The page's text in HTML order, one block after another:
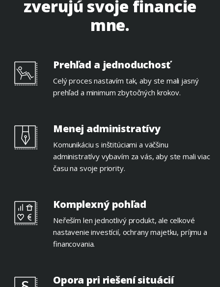
zverujú svoje financie
mne.
Prehľad a jednoduchosť
Celý proces nastavím tak, aby ste mali jasný
prehľad a minimum zbytočných krokov.
Menej administratívy
Komunikáciu s inštitúciami a väčšinu
administratívy vybavím za vás, aby ste mali viac
času na svoje priority.
Komplexný pohľad
Neřeším len jednotlivý produkt, ale celkové
nastavenie investícií, ochrany majetku, príjmu a
financovania.
Opora pri riešení situácií